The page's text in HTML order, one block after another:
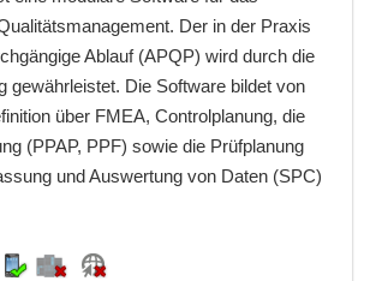
Der in der Praxis
Ablauf (APQP) wird durch die
gewährleistet. Die Software bildet von
über FMEA, Controlplanung, die
(PPAP, PPF) sowie die Prüfplanung
und Auswertung von Daten (SPC)